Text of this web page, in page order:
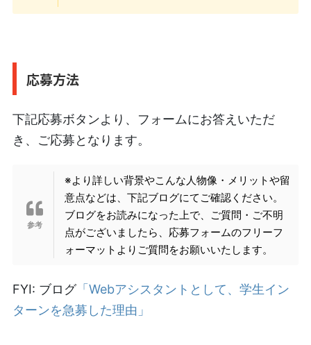
応募方法
下記応募ボタンより、フォームにお答えいただ
き、ご応募となります。
※より詳しい背景やこんな人物像・メリットや留
意点などは、下記ブログにてご確認ください。
ブログをお読みになった上で、ご質問・ご不明
点がございましたら、応募フォームのフリーフ
ォーマットよりご質問をお願いいたします。
FYI: ブログ「Webアシスタントとして、学生イン
ターンを急募した理由」